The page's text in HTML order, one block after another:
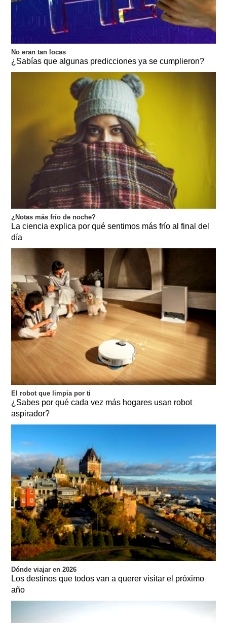
No eran tan locas
¿Sabías que algunas predicciones ya se cumplieron?
¿Notas más frío de noche?
La ciencia explica por qué sentimos más frío al final del
día
El robot que limpia por ti
¿Sabes por qué cada vez más hogares usan robot
aspirador?
Dónde viajar en 2026
Los destinos que todos van a querer visitar el próximo
año